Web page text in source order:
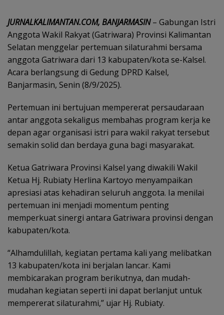
JURNALKALIMANTAN.COM, BANJARMASIN – Gabungan Istri
Anggota Wakil Rakyat (Gatriwara) Provinsi Kalimantan
Selatan menggelar pertemuan silaturahmi bersama
anggota Gatriwara dari 13 kabupaten/kota se-Kalsel.
Acara berlangsung di Gedung DPRD Kalsel,
Banjarmasin, Senin (8/9/2025).
Pertemuan ini bertujuan mempererat persaudaraan
antar anggota sekaligus membahas program kerja ke
depan agar organisasi istri para wakil rakyat tersebut
semakin solid dan berdaya guna bagi masyarakat.
Ketua Gatriwara Provinsi Kalsel yang diwakili Wakil
Ketua Hj. Rubiaty Herlina Kartoyo menyampaikan
apresiasi atas kehadiran seluruh anggota. Ia menilai
pertemuan ini menjadi momentum penting
memperkuat sinergi antara Gatriwara provinsi dengan
kabupaten/kota.
“Alhamdulillah, kegiatan pertama kali yang melibatkan
13 kabupaten/kota ini berjalan lancar. Kami
membicarakan program berikutnya, dan mudah-
mudahan kegiatan seperti ini dapat berlanjut untuk
mempererat silaturahmi,” ujar Hj. Rubiaty.